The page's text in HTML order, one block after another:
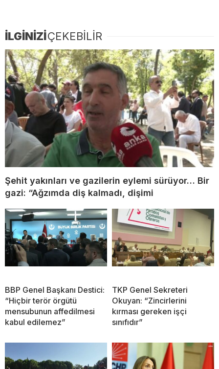
İLGİNİZİÇEKEBİLİR
Şehit yakınları ve gazilerin eylemi sürüyor… Bir
gazi: “Ağzımda diş kalmadı, dişimi
BBP Genel Başkanı Destici:
“Hiçbir terör örgütü
mensubunun affedilmesi
kabul edilemez”
TKP Genel Sekreteri
Okuyan: “Zincirlerini
kırması gereken işçi
sınıfıdır”